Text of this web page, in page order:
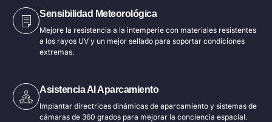
Sensibilidad Meteorológica
Mejore la resistencia a la intemperie con materiales resistentes
a los rayos UV y un mejor sellado para soportar condiciones
extremas.
Asistencia Al Aparcamiento
Implantar directrices dinámicas de aparcamiento y sistemas de
cámaras de 360 grados para mejorar la conciencia espacial.